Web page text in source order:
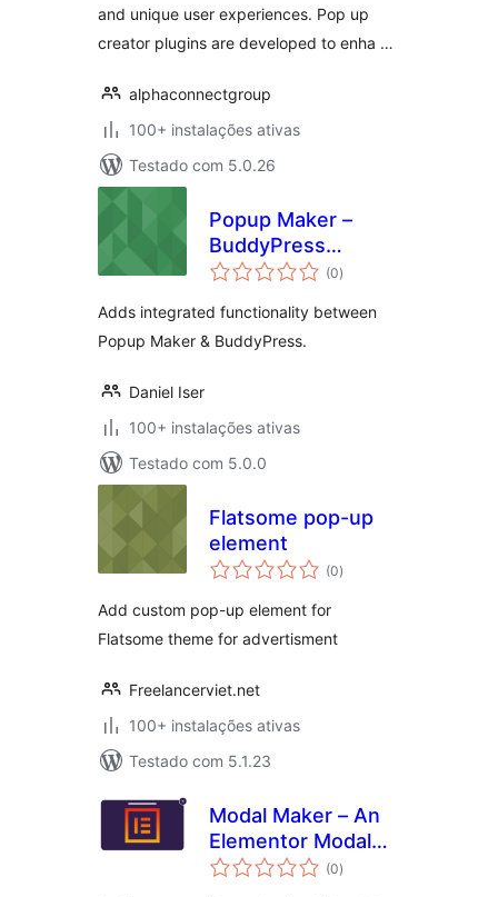
and unique user experiences. Pop up
creator plugins are developed to enha …
alphaconnectgroup
100+ instalações ativas
Testado com 5.0.26
Popup Maker –
BuddyPress
Integration
(0avaliações
totais
)
Adds integrated functionality between
Popup Maker & BuddyPress.
Daniel Iser
100+ instalações ativas
Testado com 5.0.0
Flatsome pop-up
element
(0avaliações
totais
)
Add custom pop-up element for
Flatsome theme for advertisment
Freelancerviet.net
100+ instalações ativas
Testado com 5.1.23
Modal Maker – An
Elementor Modal
Widget
(0avaliações
totais
)